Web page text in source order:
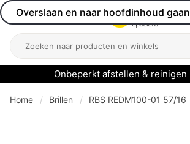
Overslaan en naar hoofdinhoud gaan
Open menu
Zoeken
Onbeperkt afstellen & reinigen
Home Brillen RBS REDM100-01 57/16